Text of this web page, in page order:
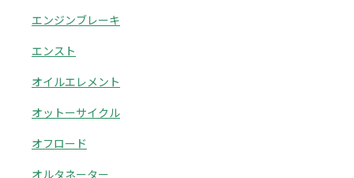
エンジンブレーキ
エンスト
オイルエレメント
オットーサイクル
オフロード
オルタネーター